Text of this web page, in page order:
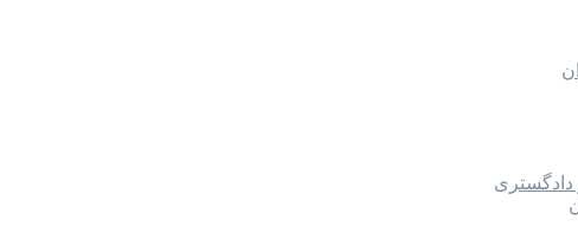
دادگستری